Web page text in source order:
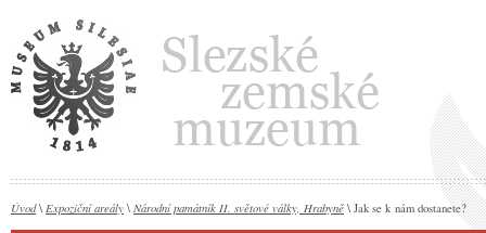
Úvod\ Expoziční areály \ Národní památník II. světové války, Hrabyně \ Jak se k nám dostanete?